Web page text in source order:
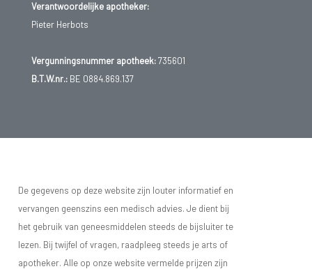
Verantwoordelijke apotheker:
Pieter Herbots
Vergunningsnummer apotheek:735601
B.T.W.nr.:BE 0884.869.137
De gegevens op deze website zijn louter informatief en
vervangen geenszins een medisch advies. Je dient bij
het gebruik van geneesmiddelen steeds de bijsluiter te
lezen. Bij twijfel of vragen, raadpleeg steeds je arts of
apotheker. Alle op onze website vermelde prijzen zijn